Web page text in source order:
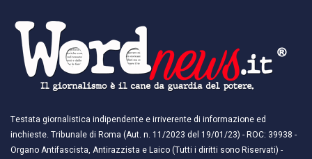
Testata giornalistica indipendente e irriverente di informazione ed
inchieste. Tribunale di Roma (Aut. n. 11/2023 del 19/01/23) - ROC: 39938 -
Organo Antifascista, Antirazzista e Laico (Tutti i diritti sono Riservati) -